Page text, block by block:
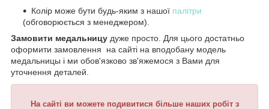
Колір може бути будь-яким з нашої палітри
(обговорюється з менеджером).
Замовити медальницу дуже просто. Для цього достатньо
оформити замовлення на сайті на вподобану модель
медальницы і ми обов'язково зв'яжемося з Вами для
уточнення деталей.
На сайті ви можете подивитися більше наших робіт з